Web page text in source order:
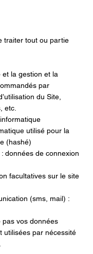
traiter tout ou partie
et la gestion et la
par
du Site,
etc.
utilisé pour la
(hashé)
données de connexion
facultatives sur le site
(sms, mail) :
pas vos données
utilisées par nécessité